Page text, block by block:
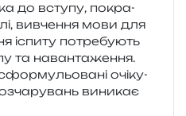
до всту­пу, покра­
вивче­н­ня мови для
іспи­ту потре­бу­ють
та наван­та­же­н­ня.
очі­ку­
вини­кає